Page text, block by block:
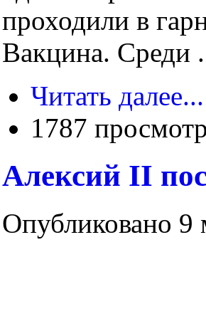
проходили в
Вакцина. Среди
Читать далее...
1787
Алексий II
Опубликовано 9